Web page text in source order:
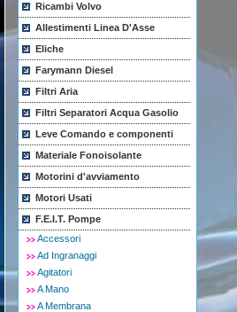
Ricambi Volvo
Allestimenti Linea D'Asse
Eliche
Farymann Diesel
Filtri Aria
Filtri Separatori Acqua Gasolio
Leve Comando e componenti
Materiale Fonoisolante
Motorini d'avviamento
Motori Usati
F.E.I.T. Pompe
Accessori
Ad Ingranaggi
Agitatori
A Mano
A Membrana